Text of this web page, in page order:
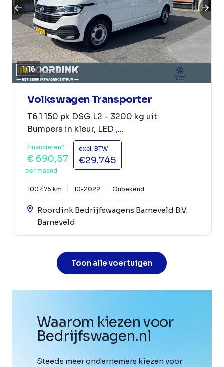
1/16
Volkswagen Transporter
T6.1 150 pk DSG L2 - 3200 kg uit.
Bumpers in kleur, LED ,...
Financieren?
€ 690,57
per maand
excl. BTW
€29.745
100.475 km 10-2022 Onbekend
Roordink Bedrijfswagens Barneveld B.V.
Barneveld
Toon alle voertuigen
Waarom kiezen voor
Bedrijfswagen.nl
Steeds meer ondernemers kiezen voor